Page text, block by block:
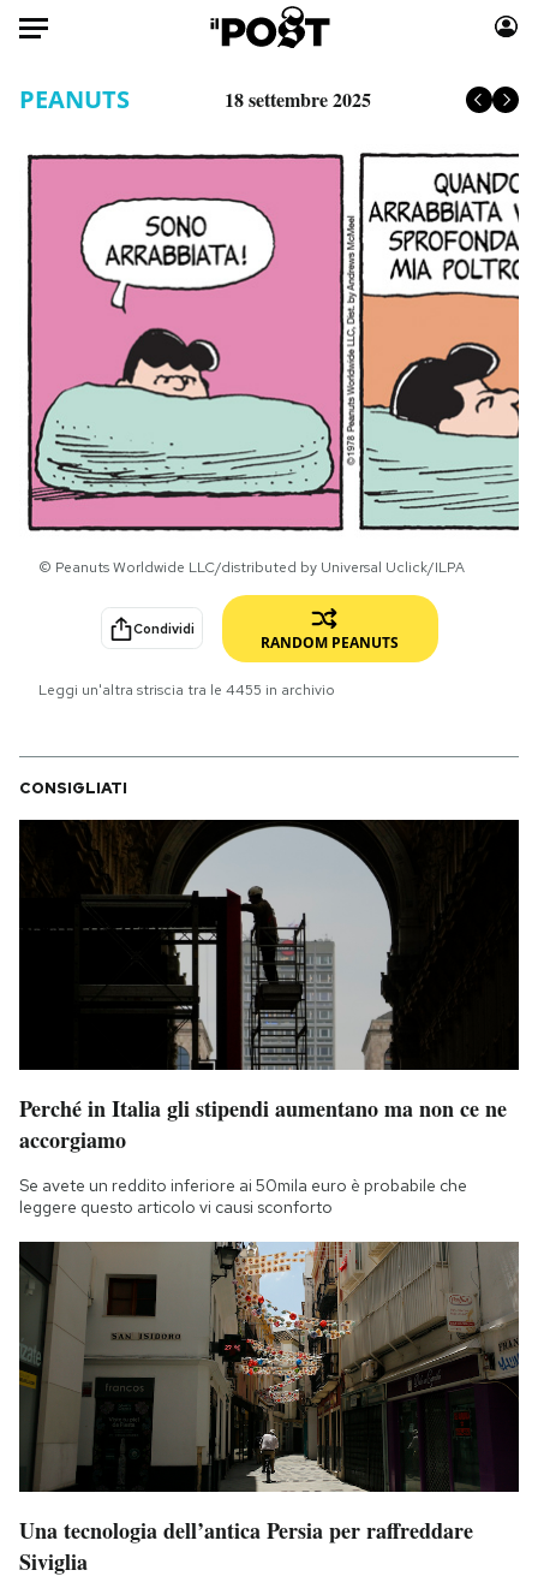
Italia
Mondo
Politica
Tecnologia
Internet
Scienza
Economia
Sport
Moda
Consumismi
Storie/Idee
Ok Boomer!
Media
Europa
Altrecose
Mondiali calcio 2026
SHOP
CALENDARIO
AREA PERSONALE
Area Personale
Regala il Post
Hai bisogno di aiuto?
Esci
PEANUTS 18 settembre 2025
© Peanuts Worldwide LLC/distributed by Universal Uclick/ILPA
Condividi
RANDOM PEANUTS
Leggi un'altra striscia tra le 4455 in archivio
CONSIGLIATI
Perché in Italia gli stipendi aumentano ma non ce ne
accorgiamo
Se avete un reddito inferiore ai 50mila euro è probabile che
leggere questo articolo vi causi sconforto
Una tecnologia dell’antica Persia per raffreddare
Siviglia